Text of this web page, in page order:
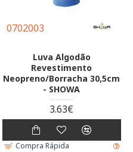
0702003
Luva Algodão
Revestimento
Neopreno/Borracha 30,5cm
- SHOWA
3.63€
Compra Rápida